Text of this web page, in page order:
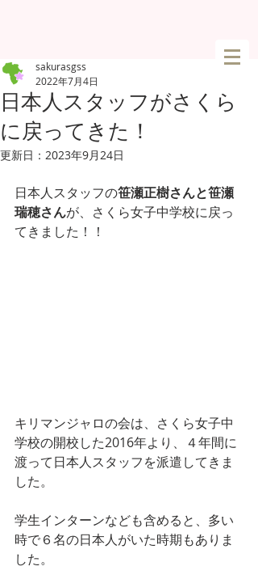
日本人スタッフがさくら
に戻ってきた！
sakurasgss
2022年7月4日
更新日： 2023年9月24日
日本人スタッフの笹瀬正樹さんと笹瀬
瑞穂さんが、さくら女子中学校に戻っ
てきました！！
キリマンジャロの会は、さくら女子中
学校の開校した2016年より、４年間に
渡って日本人スタッフを派遣してきま
した。
学生インターンなども含めると、多い
時で６名の日本人がいた時期もありま
した。